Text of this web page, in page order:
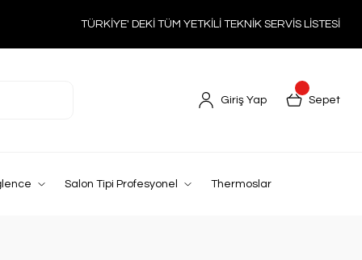
TÜRKİYE' DEKİ TÜM YETKİLİ TEKNİK SERVİS LİSTESİ
Giriş Yap Sepet
Salon Tipi Profesyonel Thermoslar